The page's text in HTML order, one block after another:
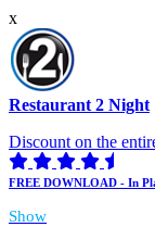
x
Restaurant 2 Night
Discount on the
FREE DOWNLOAD - In
Show